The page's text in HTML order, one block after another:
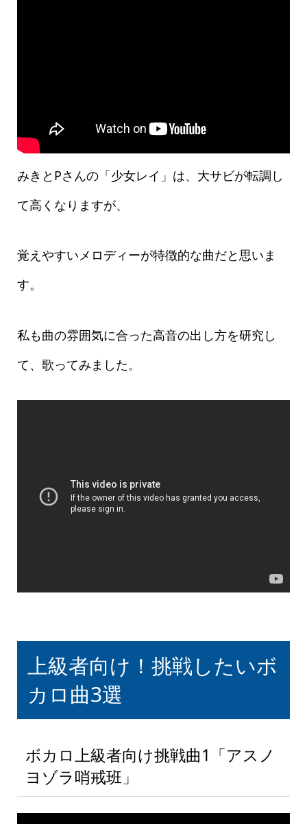
みきとPさんの「少女レイ」は、大サビが転調し
て高くなりますが、
覚えやすいメロディーが特徴的な曲だと思いま
す。
私も曲の雰囲気に合った高音の出し方を研究し
て、歌ってみました。
上級者向け！挑戦したいボ
カロ曲3選
ボカロ上級者向け挑戦曲1「アスノ
ヨゾラ哨戒班」